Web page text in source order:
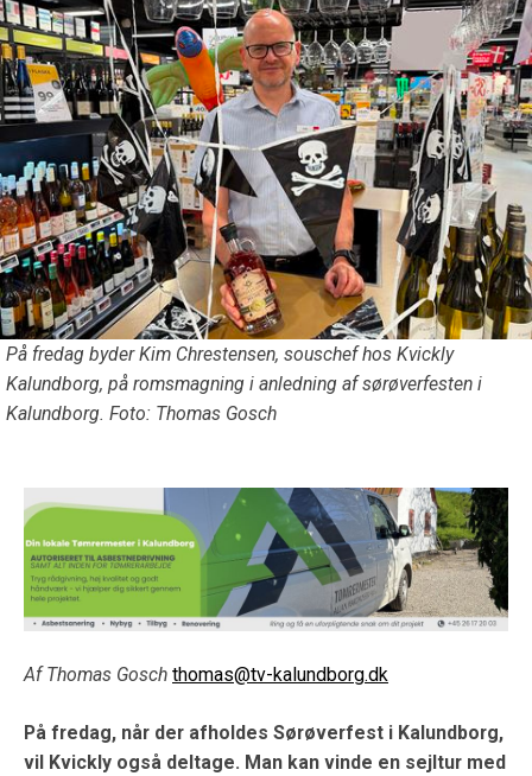
På fredag byder Kim Chrestensen, souschef hos Kvickly
Kalundborg, på romsmagning i anledning af sørøverfesten i
Kalundborg. Foto: Thomas Gosch
Af Thomas Gosch thomas@tv-kalundborg.dk
På fredag, når der afholdes Sørøverfest i Kalundborg,
vil Kvickly også deltage. Man kan vinde en sejltur med